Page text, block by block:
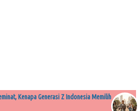
Kenapa Generasi Z Indonesia Memilih